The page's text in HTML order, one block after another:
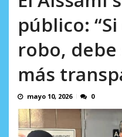
público:
robo,
más
mayo 10, 2026 0